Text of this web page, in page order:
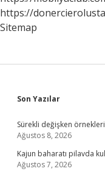
https://
Sitemap
Sidebar
Son Yazılar
Sürekli değişken
Ağustos 8, 2026
Kajun baharatı pilavda
Ağustos 7, 2026